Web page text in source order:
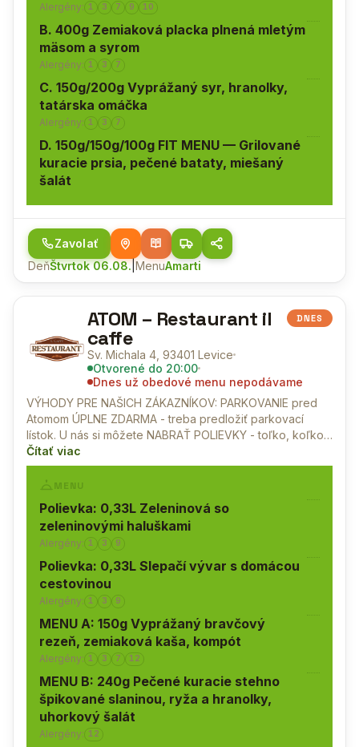
Alergény: 1 3 7 9 10
B. 400g Zemiaková placka plnená mletým
mäsom a syrom
Alergény: 1 3 7
C. 150g/200g Vyprážaný syr, hranolky,
tatárska omáčka
Alergény: 1 3 7
D. 150g/150g/100g FIT MENU — Grilované
kuracie prsia, pečené bataty, miešaný
šalát
Zavolať
DeňŠtvrtok 06.08.|MenuAmarti
ATOM – Restaurant il
caffe
Sv. Michala 4, 93401 Levice
Otvorené do 20:00
Dnes už obedové menu nepodávame
DNES
VÝHODY PRE NAŠICH ZÁKAZNÍKOV: PARKOVANIE pred
Atomom ÚPLNE ZDARMA - treba predložiť parkovací
lístok. U nás si môžete NABRAŤ POLIEVKY - toľko, koľko…
Čítať viac
MENU
Polievka: 0,33L Zeleninová so
zeleninovými haluškami
Alergény: 1 3 9
Polievka: 0,33L Slepačí vývar s domácou
cestovinou
Alergény: 1 3 9
MENU A: 150g Vyprážaný bravčový
rezeň, zemiaková kaša, kompót
Alergény: 1 3 7 12
MENU B: 240g Pečené kuracie stehno
špikované slaninou, ryža a hranolky,
uhorkový šalát
Alergény: 12